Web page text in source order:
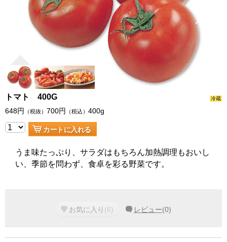
トマト 400G 冷蔵
648円 （税抜） 700円 （税込） 400g
カートに入れる
うま味たっぷり、サラダはもちろん加熱調理もおいし
い、季節を問わず、食卓を彩る野菜です。
お気に入り (6) レビュー(0)